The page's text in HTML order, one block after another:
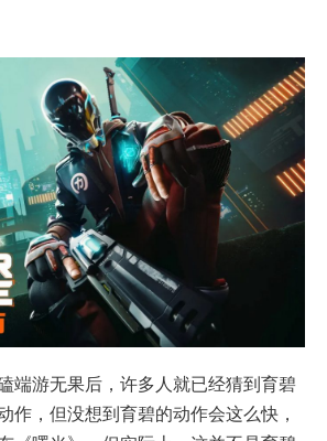
端游无果后，许多人就已经猜到育碧
作，但没想到育碧的动作会这么快，